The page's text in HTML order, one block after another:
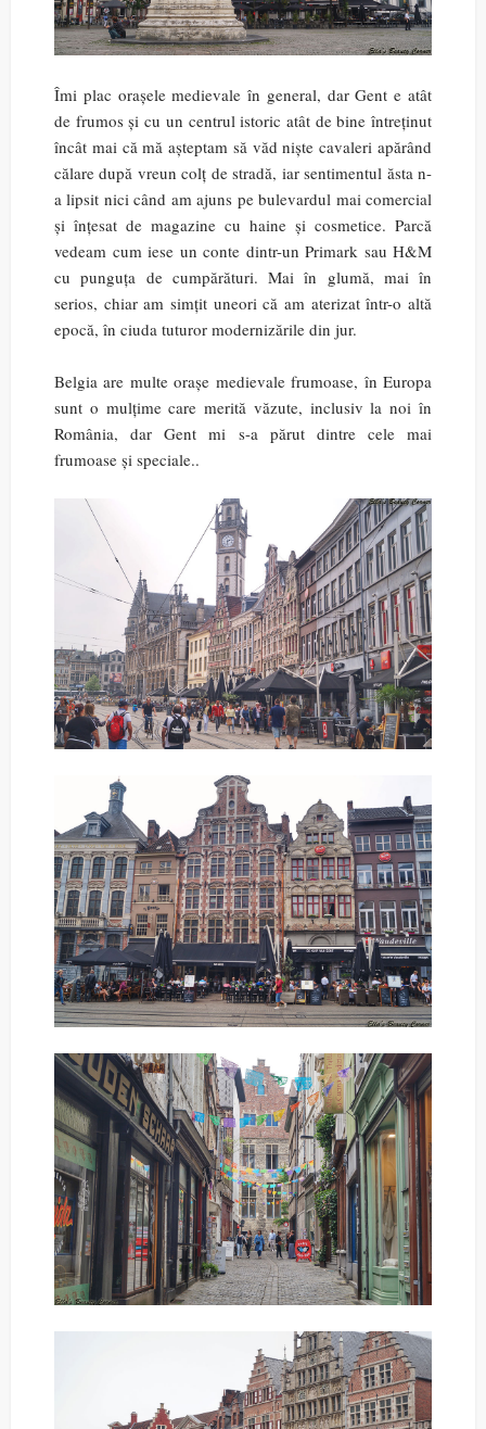
Îmi plac orașele medievale în general, dar Gent e atât
de frumos și cu un centrul istoric atât de bine întreținut
încât mai că mă așteptam să văd niște cavaleri apărând
călare după vreun colț de stradă, iar sentimentul ăsta n-
a lipsit nici când am ajuns pe bulevardul mai comercial
și înțesat de magazine cu haine și cosmetice. Parcă
vedeam cum iese un conte dintr-un Primark sau H&M
cu punguța de cumpărături. Mai în glumă, mai în
serios, chiar am simțit uneori că am aterizat într-o altă
epocă, în ciuda tuturor modernizările din jur.
Belgia are multe orașe medievale frumoase, în Europa
sunt o mulțime care merită văzute, inclusiv la noi în
România, dar Gent mi s-a părut dintre cele mai
frumoase și speciale..